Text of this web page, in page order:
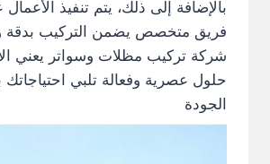
بالإضافة إلى ذلك، يتم تنفيذ
فريق متخصص يضمن التركيب بدقة
شركة تركيب مظلات وسواتر يعني
حلول عصرية وفعالة تلبي احتياجاتك
الجودة